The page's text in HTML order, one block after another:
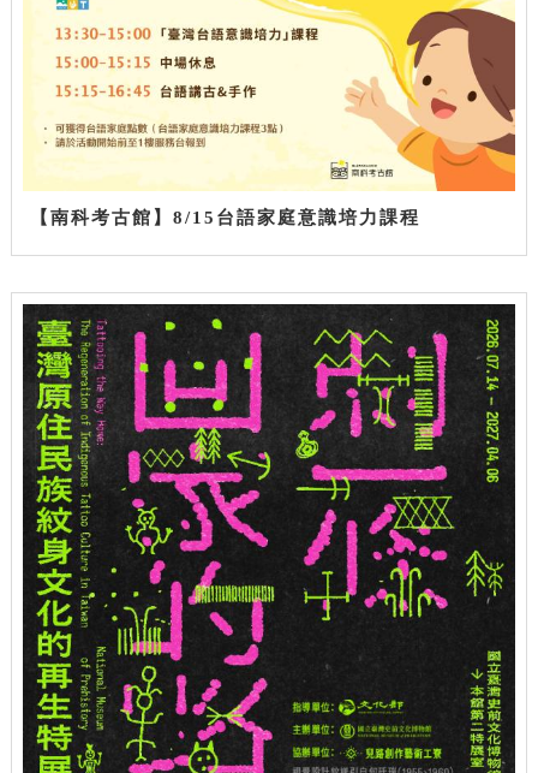
【南科考古館】8/15台語家庭意識培力課程